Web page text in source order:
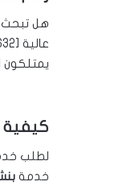
هل تبحث
عالية [56656632].. نحن نقدم الخدمة عن طريق
يمتلكون
لطلب
خدمة